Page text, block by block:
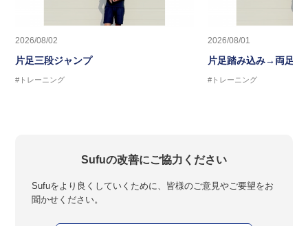
2026/08/02
片足三段ジャンプ
#トレーニング
2026/08/01
片足踏み込み→両足ジ
#トレーニング
Sufuの改善にご協力ください
Sufuをより良くしていくために、皆様のご意見やご要望をお
聞かせください。